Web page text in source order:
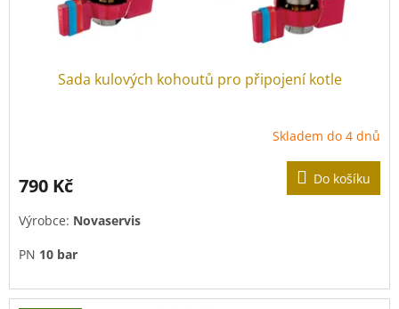
Sada kulových kohoutů pro připojení kotle
Skladem do 4 dnů
790 Kč Do košíku
Výrobce: Novaservis
PN 10 bar